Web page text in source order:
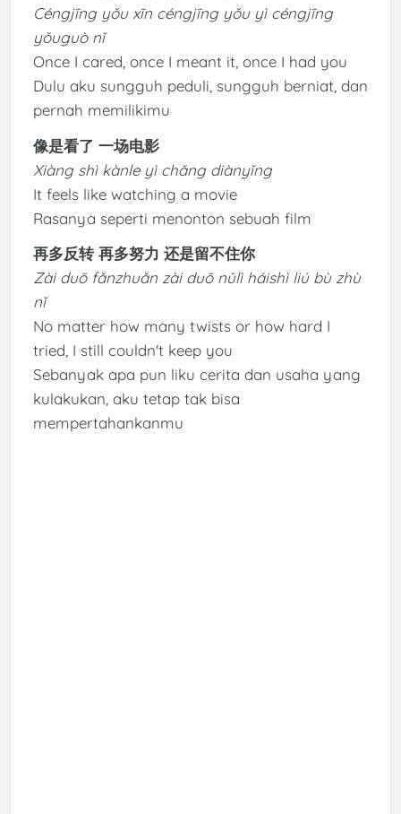
Céngjīng yǒu xīn céngjīng yǒu yì céngjīng
yǒuguò nǐ
Once I cared, once I meant it, once I had you
Dulu aku sungguh peduli, sungguh berniat, dan
pernah memilikimu
像是看了 一场电影
Xiàng shì kànle yì chǎng diànyǐng
It feels like watching a movie
Rasanya seperti menonton sebuah film
再多反转 再多努力 还是留不住你
Zài duō fǎnzhuǎn zài duō nǔlì háishì liú bù zhù
nǐ
No matter how many twists or how hard I
tried, I still couldn't keep you
Sebanyak apa pun liku cerita dan usaha yang
kulakukan, aku tetap tak bisa
mempertahankanmu